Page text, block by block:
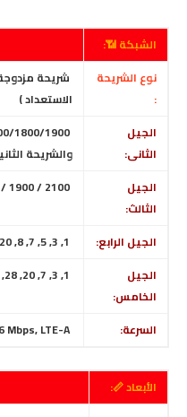
الشبكة 📶:
نوع الشريحة
:
الاستعداد )
الجيل
الثانى:
والشريحة
الجيل
الثالث:
/ 1900 / 2100
الجيل الرابع:
1, 3, 5, 7, 8, 20, 28, 38, 39, 40, 41
الجيل
الخامس:
1, 3, 7, 20, 28, 41, 78 SA/NSA
السرعة:
الأبعاد 📏: